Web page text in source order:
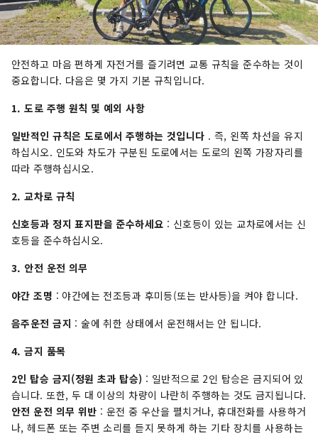
안전하고 마음 편하게 자전거를 즐기려면 교통 규칙을 준수하는 것이
중요합니다. 다음은 몇 가지 기본 규칙입니다.
1. 도로 주행 원칙 및 예외 사항
일반적인 규칙은 도로에서 주행하는 것입니다 . 즉, 왼쪽 차선을 유지
하십시오. 인도와 차도가 구분된 도로에서는 도로의 왼쪽 가장자리를
따라 주행하십시오.
2. 교차로 규칙
신호등과 정지 표지판을 준수하세요 : 신호등이 있는 교차로에서는 신
호등을 준수하십시오.
3. 안전 운전 의무
야간 조명 : 야간에는 전조등과 후미등(또는 반사등)을 켜야 합니다.
음주운전 금지 : 술에 취한 상태에서 운전해서는 안 됩니다.
4. 금지 품목
2인 탑승 금지(정원 초과 탑승) : 일반적으로 2인 탑승은 금지되어 있
습니다. 또한, 두 대 이상의 차량이 나란히 주행하는 것도 금지됩니다.
안전 운전 의무 위반 : 운전 중 우산을 펼치거나, 휴대전화를 사용하거
나, 헤드폰 또는 주변 소리를 듣지 못하게 하는 기타 장치를 사용하는